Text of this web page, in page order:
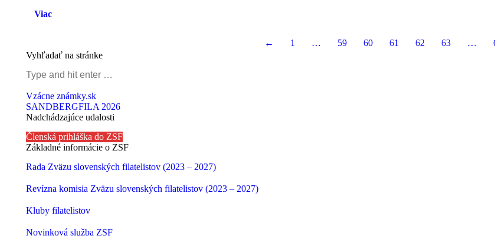
Viac
← 1 … 59 60 61 62 63 …
Vyhľadať na stránke
Search:
Vzácne známky.sk
SANDBERGFILA 2026
Nadchádzajúce udalosti
Členská prihláška do ZSF
Základné informácie o ZSF
Rada Zväzu slovenských filatelistov (2023 – 2027)
Revízna komisia Zväzu slovenských filatelistov (2023 – 2027)
Kluby filatelistov
Novinková služba ZSF